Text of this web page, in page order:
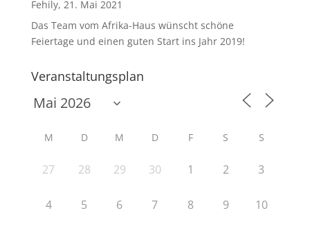
Fehily, 21. Mai 2021
Das Team vom Afrika-Haus wünscht schöne
Feiertage und einen guten Start ins Jahr 2019!
Veranstaltungsplan
M D M D F S S
27 28 29 30 1 2 3
4 5 6 7 8 9 10